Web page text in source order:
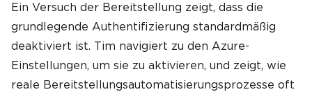
Ein Versuch der Bereitstellung zeigt, dass die
grundlegende Authentifizierung standardmäßig
deaktiviert ist. Tim navigiert zu den Azure-
Einstellungen, um sie zu aktivieren, und zeigt, wie
reale Bereitstellungsautomatisierungsprozesse oft